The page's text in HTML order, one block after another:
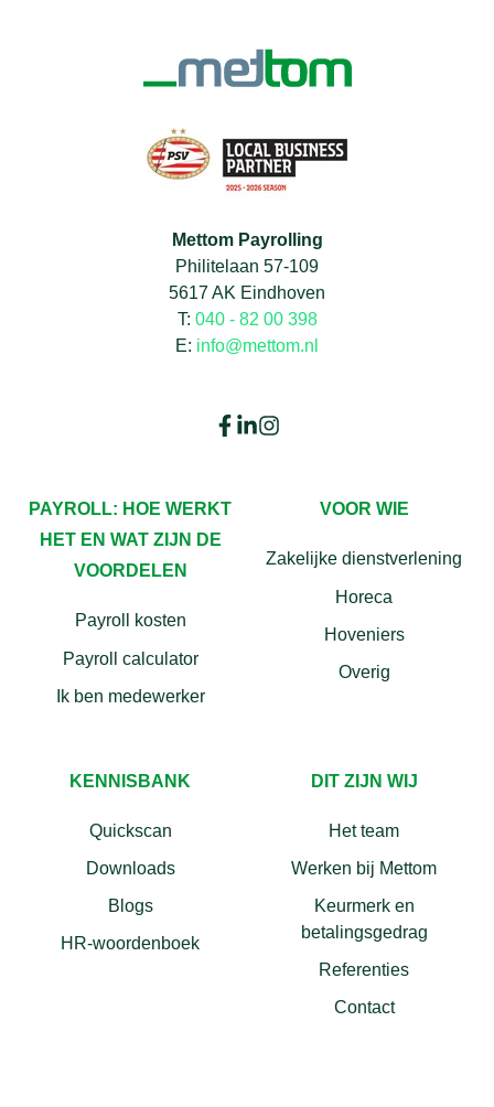
Mettom Payrolling
Philitelaan 57-109
5617 AK Eindhoven
T: 040 - 82 00 398
E: info@mettom.nl
PAYROLL: HOE WERKT
HET EN WAT ZIJN DE
VOORDELEN
Payroll kosten
Payroll calculator
Ik ben medewerker
VOOR WIE
Zakelijke dienstverlening
Horeca
Hoveniers
Overig
KENNISBANK
Quickscan
Downloads
Blogs
HR-woordenboek
DIT ZIJN WIJ
Het team
Werken bij Mettom
Keurmerk en
betalingsgedrag
Referenties
Contact